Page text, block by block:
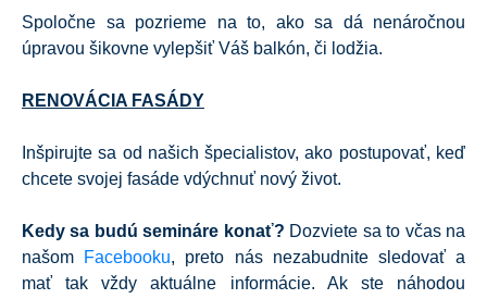
Spoločne sa pozrieme na to, ako sa dá nenáročnou
úpravou šikovne vylepšiť Váš balkón, či lodžia.
RENOVÁCIA FASÁDY
Inšpirujte sa od našich špecialistov, ako postupovať, keď
chcete svojej fasáde vdýchnuť nový život.
Kedy sa budú semináre konať? Dozviete sa to včas na
našom
Facebooku, preto nás nezabudnite sledovať a
mať tak vždy aktuálne informácie. Ak ste náhodou